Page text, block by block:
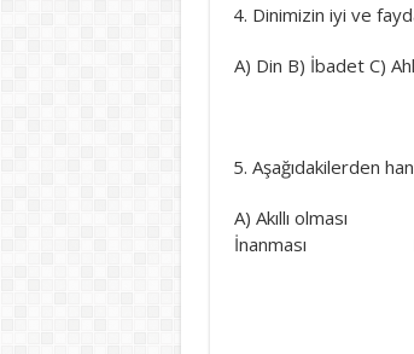
Dinimizin iyi ve
A) Din B)
Aşağıdakilerden
A) Akıllı
İnanması E)